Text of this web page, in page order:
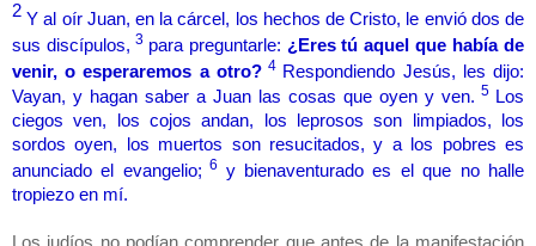
2Y al oír Juan, en la cárcel, los hechos de Cristo, le envió dos de
sus discípulos, 3 para preguntarle: ¿Eres tú aquel que había de
venir, o esperaremos a otro?4 Respondiendo Jesús, les dijo:
Vayan, y hagan saber a Juan las cosas que oyen y ven. 5 Los
ciegos ven, los cojos andan, los leprosos son limpiados, los
sordos oyen, los muertos son resucitados, y a los pobres es
anunciado el evangelio; 6 y bienaventurado es el que no halle
tropiezo en mí.